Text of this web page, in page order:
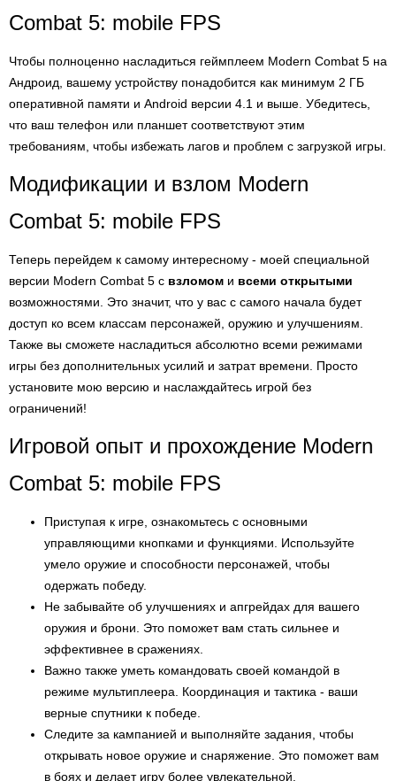
Combat 5: mobile FPS
Чтобы полноценно насладиться геймплеем Modern Combat 5 на
Андроид, вашему устройству понадобится как минимум 2 ГБ
оперативной памяти и Android версии 4.1 и выше. Убедитесь,
что ваш телефон или планшет соответствуют этим
требованиям, чтобы избежать лагов и проблем с загрузкой игры.
Модификации и взлом Modern
Combat 5: mobile FPS
Теперь перейдем к самому интересному - моей специальной
версии Modern Combat 5 с взломом и всеми открытыми
возможностями. Это значит, что у вас с самого начала будет
доступ ко всем классам персонажей, оружию и улучшениям.
Также вы сможете насладиться абсолютно всеми режимами
игры без дополнительных усилий и затрат времени. Просто
установите мою версию и наслаждайтесь игрой без
ограничений!
Игровой опыт и прохождение Modern
Combat 5: mobile FPS
Приступая к игре, ознакомьтесь с основными
управляющими кнопками и функциями. Используйте
умело оружие и способности персонажей, чтобы
одержать победу.
Не забывайте об улучшениях и апгрейдах для вашего
оружия и брони. Это поможет вам стать сильнее и
эффективнее в сражениях.
Важно также уметь командовать своей командой в
режиме мультиплеера. Координация и тактика - ваши
верные спутники к победе.
Следите за кампанией и выполняйте задания, чтобы
открывать новое оружие и снаряжение. Это поможет вам
в боях и делает игру более увлекательной.